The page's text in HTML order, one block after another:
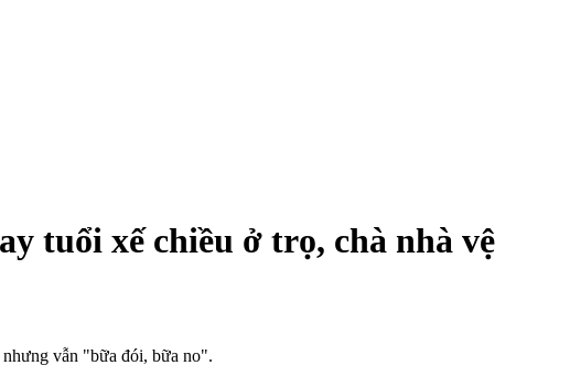
tuổi xế chiều ở trọ, chà nhà vệ
vẫn "bữa đói, bữa no".